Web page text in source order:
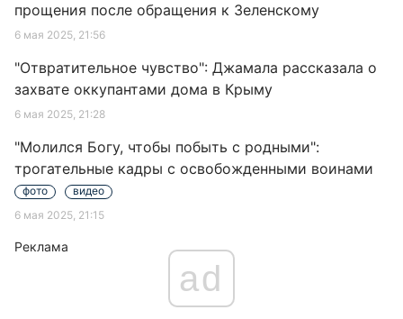
прощения после обращения к Зеленскому
6 мая 2025, 21:56
"Отвратительное чувство": Джамала рассказала о
захвате оккупантами дома в Крыму
6 мая 2025, 21:28
"Молился Богу, чтобы побыть с родными":
трогательные кадры с освобожденными воинами
фото
видео
6 мая 2025, 21:15
Реклама
ad